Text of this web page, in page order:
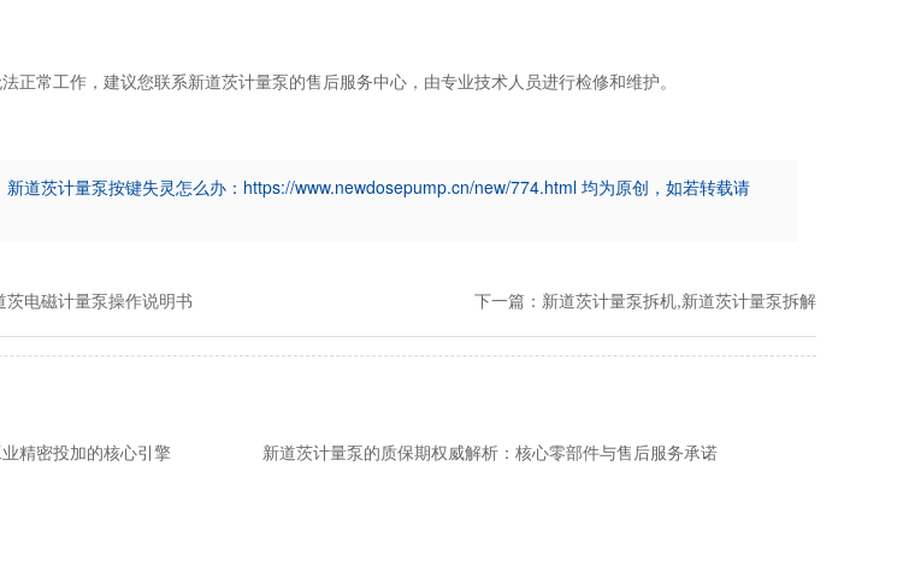
正常工作，建议您联系新道茨计量泵的售后服务中心，由专业技术人员进行检修和维护。
道茨计量泵按键失灵怎么办：https://www.newdosepump.cn/new/774.html 均为原创，如若转载请
电磁计量泵操作说明书 下一篇： 新道茨计量泵拆机,新道茨计量泵拆解
精密投加的核心引擎 新道茨计量泵的质保期权威解析：核心零部件与售后服务承诺